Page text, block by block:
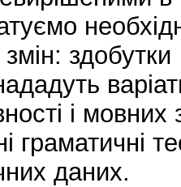
здобутки
нададуть
і мовних
даних.